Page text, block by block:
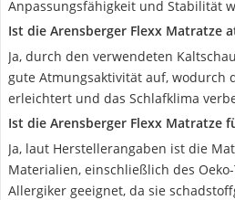
Anpassungsfähigkeit und Stabilität
Ist die Arensberger Flexx Matratze
Ja, durch den verwendeten
gute Atmungsaktivität auf, wodurch
erleichtert und das Schlafklima
Ist die Arensberger Flexx Matratze
Ja, laut Herstellerangaben ist die
Materialien, einschließlich des
Allergiker geeignet, da sie